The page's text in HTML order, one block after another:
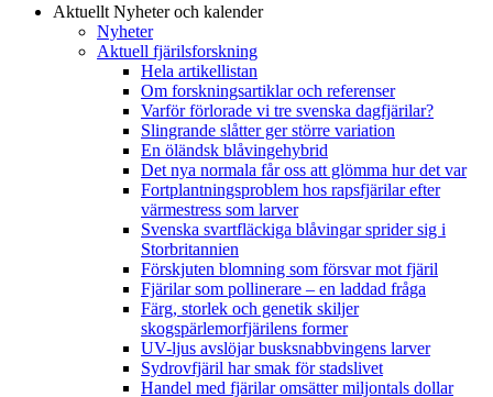
Aktuellt Nyheter och kalender
Nyheter
Aktuell fjärilsforskning
Hela artikellistan
Om forskningsartiklar och referenser
Varför förlorade vi tre svenska dagfjärilar?
Slingrande slåtter ger större variation
En öländsk blåvingehybrid
Det nya normala får oss att glömma hur det var
Fortplantningsproblem hos rapsfjärilar efter
värmestress som larver
Svenska svartfläckiga blåvingar sprider sig i
Storbritannien
Förskjuten blomning som försvar mot fjäril
Fjärilar som pollinerare – en laddad fråga
Färg, storlek och genetik skiljer
skogspärlemorfjärilens former
UV-ljus avslöjar busksnabbvingens larver
Sydrovfjäril har smak för stadslivet
Handel med fjärilar omsätter miljontals dollar